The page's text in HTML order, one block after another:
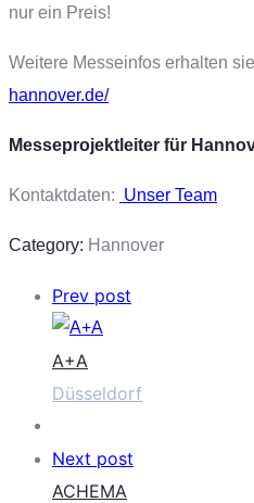
nur ein Preis!
Weitere Messeinfos erhalten
hannover.de/
Messeprojektleiter für
Kontaktdaten: Unser Team
Category: Hannover
Prev post
A+A
Düsseldorf
Next post
ACHEMA